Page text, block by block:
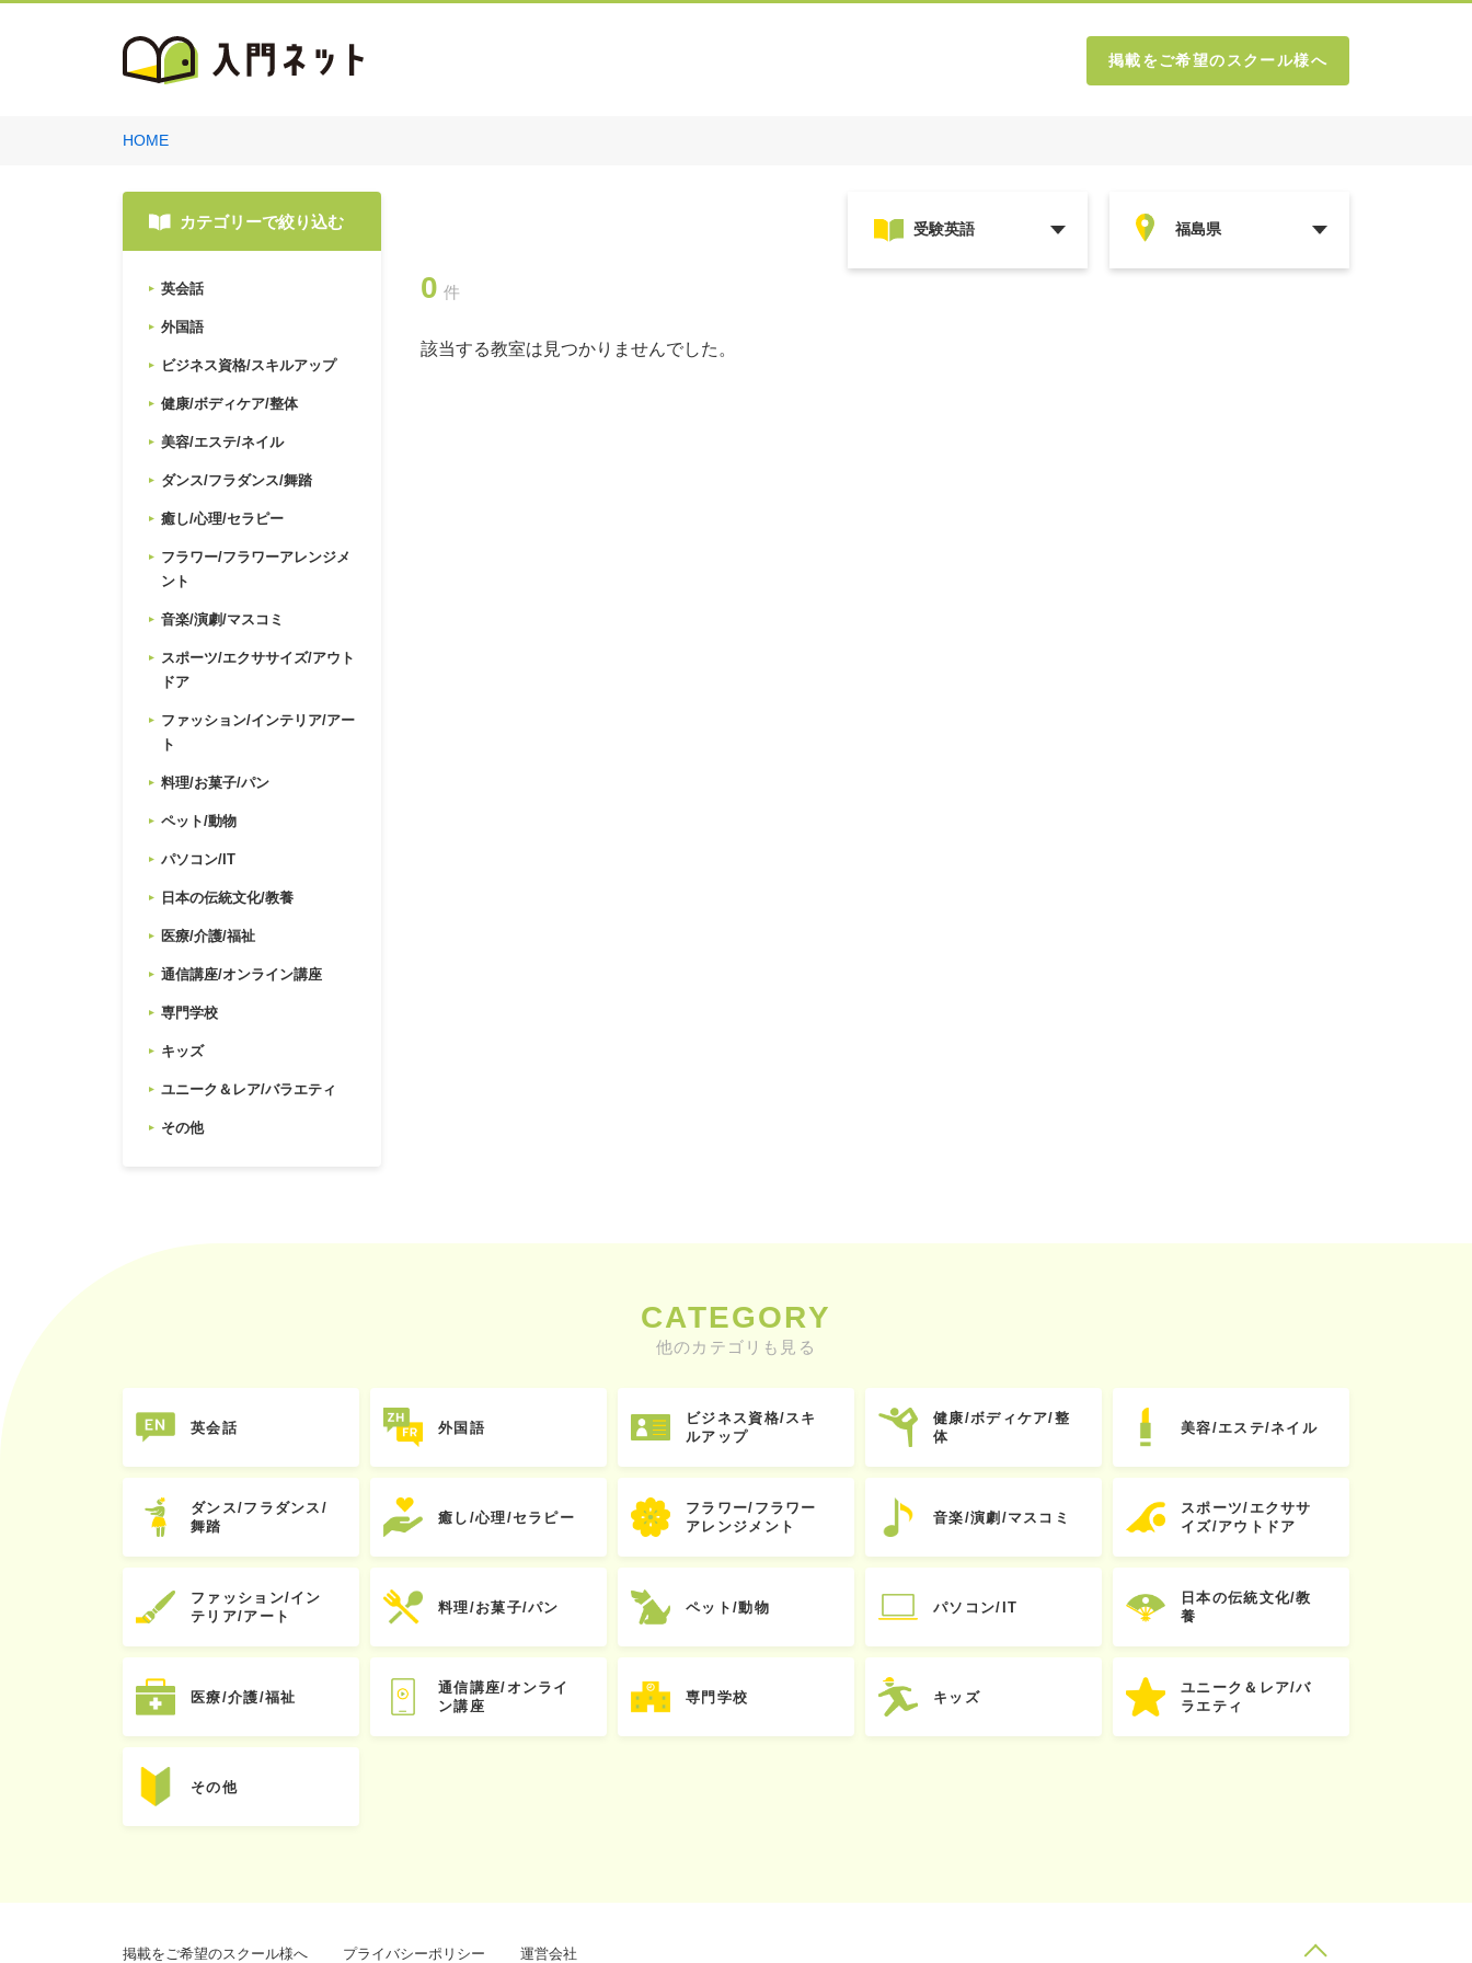
掲載をご希望のスクール様へ
HOME
カテゴリーで絞り込む
英会話
外国語
ビジネス資格/スキルアップ
健康/ボディケア/整体
美容/エステ/ネイル
ダンス/フラダンス/舞踏
癒し/心理/セラピー
フラワー/フラワーアレンジメ
ント
音楽/演劇/マスコミ
スポーツ/エクササイズ/アウト
ドア
ファッション/インテリア/アー
ト
料理/お菓子/パン
ペット/動物
パソコン/IT
日本の伝統文化/教養
医療/介護/福祉
通信講座/オンライン講座
専門学校
キッズ
ユニーク＆レア/バラエティ
その他
0 件
該当する教室は見つかりませんでした。
CATEGORY
他のカテゴリも見る
英会話 外国語
ビジネス資格/スキ
ルアップ
健康/ボディケア/整
体
美容/エステ/ネイル
ダンス/フラダンス/
舞踏
癒し/心理/セラピー
フラワー/フラワー
アレンジメント
音楽/演劇/マスコミ
スポーツ/エクササ
イズ/アウトドア
ファッション/イン
テリア/アート
料理/お菓子/パン ペット/動物 パソコン/IT
日本の伝統文化/教
養
医療/介護/福祉
通信講座/オンライ
ン講座
専門学校 キッズ
ユニーク＆レア/バ
ラエティ
その他
掲載をご希望のスクール様へ プライバシーポリシー 運営会社